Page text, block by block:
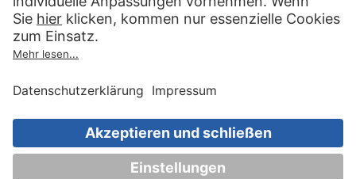
Artikel auswählen